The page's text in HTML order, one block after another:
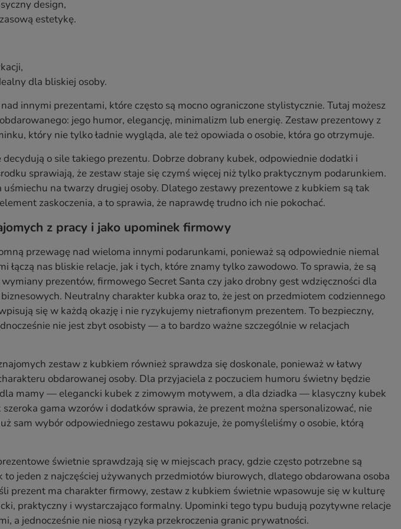
design,
estetykę.
dla bliskiej osoby.
innymi prezentami, które często są mocno ograniczone stylistycznie. Tutaj możesz
jego humor, elegancję, minimalizm lub energię. Zestaw prezentowy z
który nie tylko ładnie wygląda, ale też opowiada o osobie, która go otrzymuje.
o sile takiego prezentu. Dobrze dobrany kubek, odpowiednie dodatki i
sprawiają, że zestaw staje się czymś więcej niż tylko praktycznym podarunkiem.
na twarzy drugiej osoby. Dlatego zestawy prezentowe z kubkiem są tak
zaskoczenia, a to sprawia, że naprawdę trudno ich nie pokochać.
z pracy i jako upominek firmowy
przewagę nad wieloma innymi podarunkami, ponieważ są odpowiednie niemal
nas bliskie relacje, jak i tych, które znamy tylko zawodowo. To sprawia, że są
prezentów, firmowego Secret Santa czy jako drobny gest wdzięczności dla
Neutralny charakter kubka oraz to, że jest on przedmiotem codziennego
się w każdą okazję i nie ryzykujemy nietrafionym prezentem. To bezpieczny,
nie jest zbyt osobisty — a to bardzo ważne szczególnie w relacjach
zestaw z kubkiem również sprawdza się doskonale, ponieważ w łatwy
obdarowanej osoby. Dla przyjaciela z poczuciem humoru świetny będzie
mamy — elegancki kubek z zimowym motywem, a dla dziadka — klasyczny kubek
gama wzorów i dodatków sprawia, że prezent można spersonalizować, nie
sam wybór odpowiedniego zestawu pokazuje, że pomyśleliśmy o osobie, którą
świetnie sprawdzają się w miejscach pracy, gdzie często potrzebne są
jeden z najczęściej używanych przedmiotów biurowych, dlatego obdarowana osoba
prezent ma charakter firmowy, zestaw z kubkiem świetnie wpasowuje się w kulturę
praktyczny i wystarczająco formalny. Upominki tego typu budują pozytywne relacje
a jednocześnie nie niosą ryzyka przekroczenia granic prywatności.